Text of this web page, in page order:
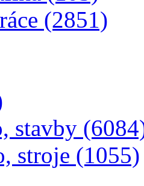
(2851)
stavby
stroje (1055)